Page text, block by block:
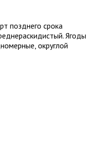
позднего срока
Ягоды
округлой